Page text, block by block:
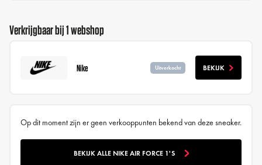
Verkrijgbaar bij 1 webshop
Nike Uitverkocht BEKIJK
Op dit moment zijn er geen verkooppunten bekend van deze sneaker.
BEKIJK ALLE NIKE AIR FORCE 1'S